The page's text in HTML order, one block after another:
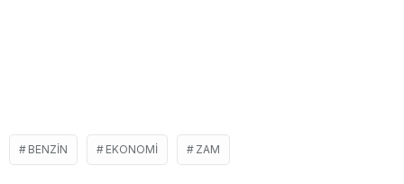
BENZIN EKONOMI ZAM